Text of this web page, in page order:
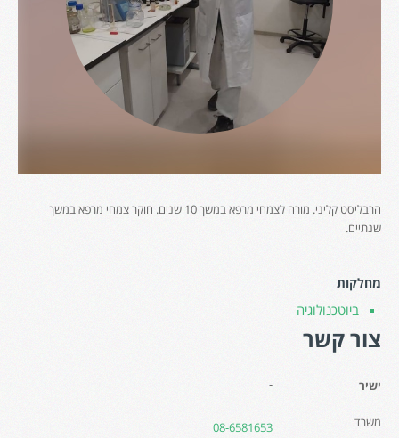
הרבליסט קליני. מורה לצמחי מרפא במשך 10 שנים. חוקר צמחי מרפא במשך
שנתיים.
מחלקות
ביוטכנולוגיה
צור קשר
ישיר
משרד
-
08-6581653